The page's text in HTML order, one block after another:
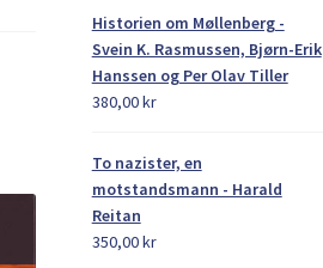
Historien om Møllenberg -
Svein K. Rasmussen, Bjørn-Erik
Hanssen og Per Olav Tiller
380,00kr
To nazister, en
motstandsmann - Harald
Reitan
350,00kr